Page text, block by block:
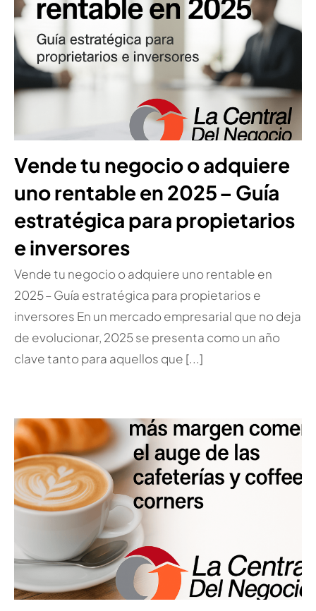
Vende tu negocio o adquiere
uno rentable en 2025 – Guía
estratégica para propietarios
e inversores
Vende tu negocio o adquiere uno rentable en
2025 – Guía estratégica para propietarios e
inversores En un mercado empresarial que no deja
de evolucionar, 2025 se presenta como un año
clave tanto para aquellos que [...]